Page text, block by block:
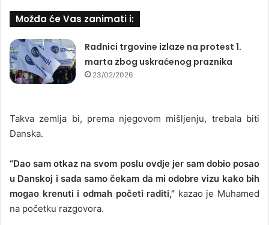
Možda će Vas zanimati i:
Radnici trgovine izlaze na protest 1.
marta zbog uskraćenog praznika
23/02/2026
Takva zemlja bi, prema njegovom mišljenju, trebala biti
Danska.
“Dao sam otkaz na svom poslu ovdje jer sam dobio posao
u Danskoj i sada samo čekam da mi odobre vizu kako bih
mogao krenuti i odmah početi raditi,” kazao je Muhamed
na početku razgovora.